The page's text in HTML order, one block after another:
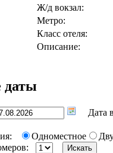
Ж/д вокзал:
Метро:
Класс отеля:
Описание:
даты
Дата
Одноместное